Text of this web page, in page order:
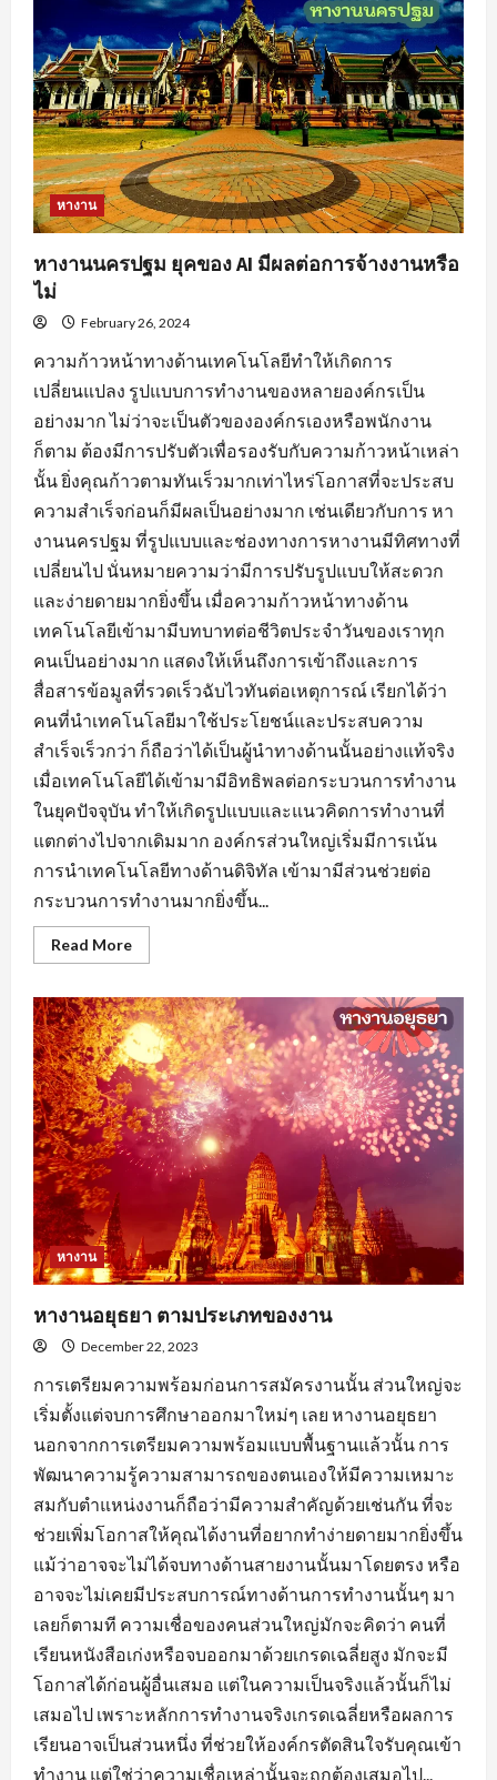
แรง
บันดาล
ใจ
ให้
กับ
ตนเอง
หางาน
หางานนครปฐม ยุคของ AI มีผลต่อการจ้างงานหรือ
ไม่
February 26, 2024
ความก้าวหน้าทางด้านเทคโนโลยีทำให้เกิดการ
เปลี่ยนแปลง รูปแบบการทำงานของหลายองค์กรเป็น
อย่างมาก ไม่ว่าจะเป็นตัวขององค์กรเองหรือพนักงาน
ก็ตาม ต้องมีการปรับตัวเพื่อรองรับกับความก้าวหน้าเหล่า
นั้น ยิ่งคุณก้าวตามทันเร็วมากเท่าไหร่โอกาสที่จะประสบ
ความสำเร็จก่อนก็มีผลเป็นอย่างมาก เช่นเดียวกับการ หา
งานนครปฐม ที่รูปแบบและช่องทางการหางานมีทิศทางที่
เปลี่ยนไป นั่นหมายความว่ามีการปรับรูปแบบให้สะดวก
และง่ายดายมากยิ่งขึ้น เมื่อความก้าวหน้าทางด้าน
เทคโนโลยีเข้ามามีบทบาทต่อชีวิตประจำวันของเราทุก
คนเป็นอย่างมาก แสดงให้เห็นถึงการเข้าถึงและการ
สื่อสารข้อมูลที่รวดเร็วฉับไวทันต่อเหตุการณ์ เรียกได้ว่า
คนที่นำเทคโนโลยีมาใช้ประโยชน์และประสบความ
สำเร็จเร็วกว่า ก็ถือว่าได้เป็นผู้นำทางด้านนั้นอย่างแท้จริง
เมื่อเทคโนโลยีได้เข้ามามีอิทธิพลต่อกระบวนการทำงาน
ในยุคปัจจุบัน ทำให้เกิดรูปแบบและแนวคิดการทำงานที่
แตกต่างไปจากเดิมมาก องค์กรส่วนใหญ่เริ่มมีการเน้น
การนำเทคโนโลยีทางด้านดิจิทัล เข้ามามีส่วนช่วยต่อ
กระบวนการทำงานมากยิ่งขึ้น...
Read MoreRead
more
งาน
นครปฐม
ยุค
ของ
AI
มี
ผล
ต่อ
การ
จ้าง
งาน
หรือ
หางาน
หางานอยุธยา ตามประเภทของงาน
December 22, 2023
การเตรียมความพร้อมก่อนการสมัครงานนั้น ส่วนใหญ่จะ
เริ่มตั้งแต่จบการศึกษาออกมาใหม่ๆ เลย หางานอยุธยา
นอกจากการเตรียมความพร้อมแบบพื้นฐานแล้วนั้น การ
พัฒนาความรู้ความสามารถของตนเองให้มีความเหมาะ
สมกับตำแหน่งงานก็ถือว่ามีความสำคัญด้วยเช่นกัน ที่จะ
ช่วยเพิ่มโอกาสให้คุณได้งานที่อยากทำง่ายดายมากยิ่งขึ้น
แม้ว่าอาจจะไม่ได้จบทางด้านสายงานนั้นมาโดยตรง หรือ
อาจจะไม่เคยมีประสบการณ์ทางด้านการทำงานนั้นๆ มา
เลยก็ตามที ความเชื่อของคนส่วนใหญ่มักจะคิดว่า คนที่
เรียนหนังสือเก่งหรือจบออกมาด้วยเกรดเฉลี่ยสูง มักจะมี
โอกาสได้ก่อนผู้อื่นเสมอ แต่ในความเป็นจริงแล้วนั้นก็ไม่
เสมอไป เพราะหลักการทำงานจริงเกรดเฉลี่ยหรือผลการ
เรียนอาจเป็นส่วนหนึ่ง ที่ช่วยให้องค์กรตัดสินใจรับคุณเข้า
ทำงาน แต่ใช่ว่าความเชื่อเหล่านั้นจะถูกต้องเสมอไป...